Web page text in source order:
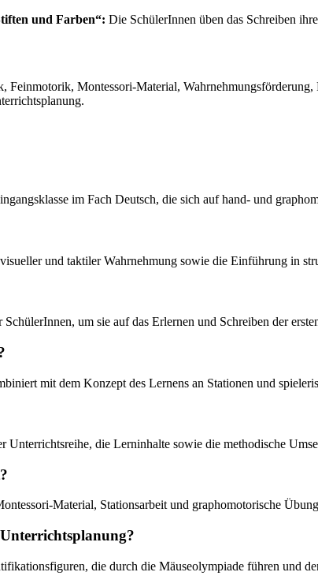
und Farben“: Die SchülerInnen üben das Schreiben
Montessori-Material,
im Fach Deutsch, die sich auf hand- und
und taktiler Wahrnehmung sowie die Einführung in
um sie auf das Erlernen und Schreiben der
mit dem Konzept des Lernens an Stationen und
Unterrichtsreihe, die Lerninhalte sowie die methodische
Material, Stationsarbeit und graphomotorische
die durch die Mäuseolympiade führen und